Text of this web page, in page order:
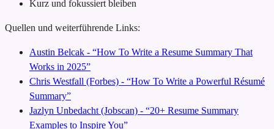
Kurz und fokussiert bleiben
Quellen und weiterführende Links:
Austin Belcak - “How To Write a Resume Summary That
Works in 2025”
Chris Westfall (Forbes) - “How To Write a Powerful Résumé
Summary”
Jazlyn Unbedacht (Jobscan) - “20+ Resume Summary
Examples to Inspire You”